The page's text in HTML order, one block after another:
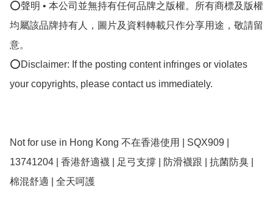
⭕聲明 • 本公司並無持有任何品牌之版權。所有商標及版權
均屬該品牌持有人，圖片及資料轉載只作分享用途，敬請留
意。
⭕Disclaimer: If the posting content infringes or violates
your copyrights, please contact us immediately.
Not for use in Hong Kong 不在香港使用 | SQX909 |
13741204 | 香港舒適襪 | 足弓支撐 | 防滑襪跟 | 抗菌防臭 |